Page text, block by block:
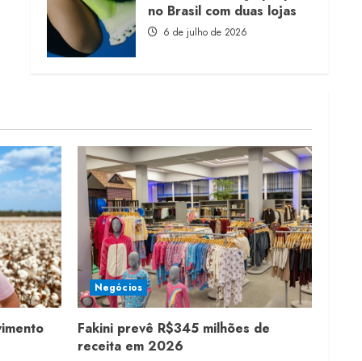
no Brasil com duas lojas
6 de julho de 2026
Negócios
Fakini prevê R$345 milhões de
receita em 2026